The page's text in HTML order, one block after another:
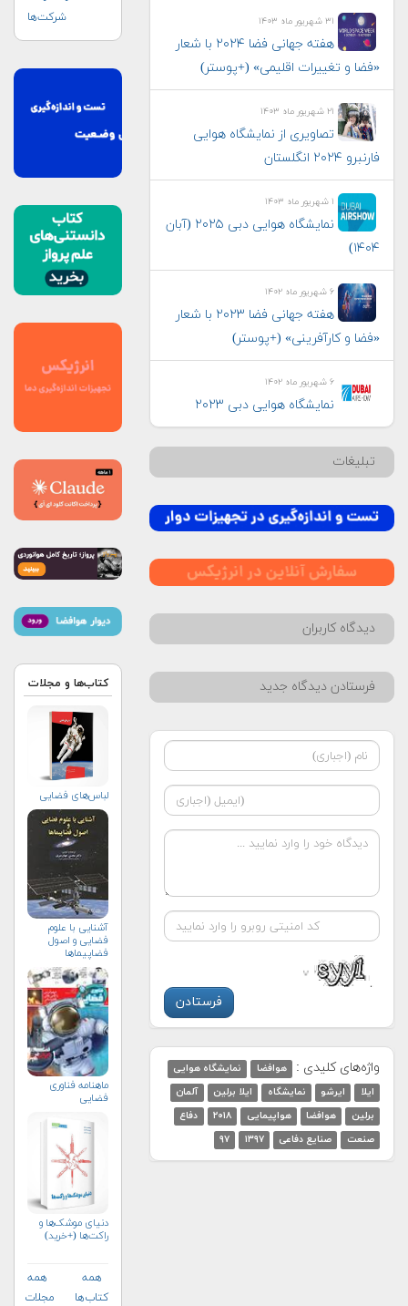
۳۱ شهریور ماه ۱۴۰۳
هفته جهانی فضا ۲۰۲۴ با شعار
«فضا و تغییرات اقلیمی» (+پوستر)
۲۱ شهریور ماه ۱۴۰۳
تصاویری از نمایشگاه هوایی
فارنبرو ۲۰۲۴ انگلستان
۱ شهریور ماه ۱۴۰۳
نمایشگاه هوایی دبی ۲۰۲۵ (آبان
۱۴۰۴)
۶ شهریور ماه ۱۴۰۲
هفته جهانی فضا ۲۰۲۳ با شعار
«فضا و کارآفرینی» (+پوستر)
۶ شهریور ماه ۱۴۰۲
نمایشگاه هوایی دبی ۲۰۲۳
تبلیغات
دیدگاه کاربران
فرستادن دیدگاه جدید
واژه‌های کلیدی : هوافضا
نمایشگاه هوایی
ایلا
ایرشو نمایشگاه ایلا برلین
آلمان
برلین
هوافضا هواپیمایی ۲۰۱۸
دفاع
صنعت
صنایع دفاعی ۱۳۹۷ ۹۷
شرکت‌ها
کتاب‌ها و مجلات
لباس‌های فضایی
آشنایی با علوم
فضایی و اصول
فضاپیماها
ماهنامه فناوری
فضایی
دنیای موشک‌ها و
راکت‌ها (+خرید)
همه
کتاب‌ها
همه
مجلات